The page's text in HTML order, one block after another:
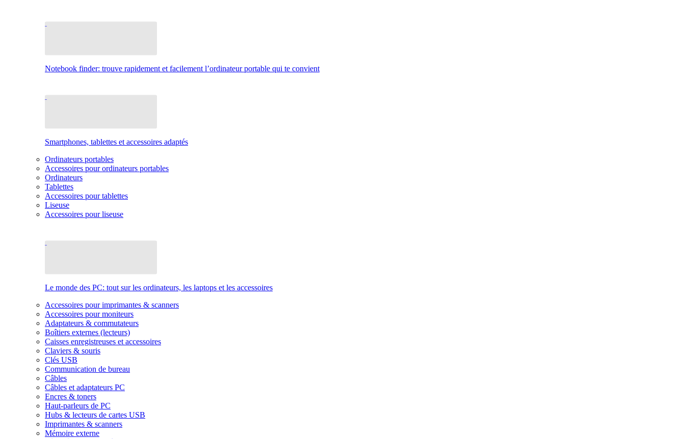
Notebook finder: trouve rapidement et facilement l’ordinateur portable qui te convient
Smartphones, tablettes et accessoires adaptés
Ordinateurs portables
Accessoires pour ordinateurs portables
Ordinateurs
Tablettes
Accessoires pour tablettes
Liseuse
Accessoires pour liseuse
Le monde des PC: tout sur les ordinateurs, les laptops et les accessoires
Accessoires pour imprimantes & scanners
Accessoires pour moniteurs
Adaptateurs & commutateurs
Boîtiers externes (lecteurs)
Caisses enregistreuses et accessoires
Claviers & souris
Clés USB
Communication de bureau
Câbles
Câbles et adaptateurs PC
Encres & toners
Haut-parleurs de PC
Hubs & lecteurs de cartes USB
Imprimantes & scanners
Mémoire externe